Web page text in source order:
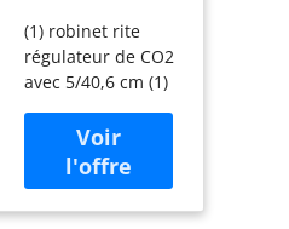
Cbssdk1 Jockey
Boîte
distributrice
kit, 1 robinet,
régulateur,
arrivée d'air,
DE Sankey D
Coupler, 3/20,3
(1) robinet rite
régulateur de CO2
avec 5/40,6 cm (1)
6 'Longueur de
5/40,6 cm (1) En
acier inoxydable
coupleur de
sankey américains